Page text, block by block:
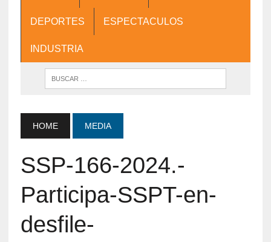
DEPORTES ESPECTACULOS
INDUSTRIA
HOME MEDIA
SSP-166-2024.-
Participa-SSPT-en-
desfile-